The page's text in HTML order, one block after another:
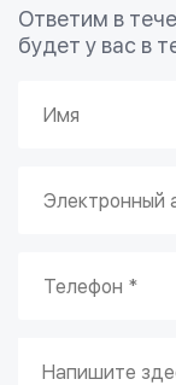
Ответим в
будет у вас в